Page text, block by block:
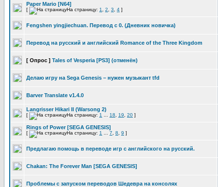
Paper Mario [N64]
[ На страницу: 1 2 3 4 ]
Fengshen yingjiechuan. Перевод с 0. (Дневник новичка)
Перевод на русский и английский Romance of the Three Kingdom
[ Опрос ] Tales of Vesperia [PS3] (отменён)
Делаю игру на Sega Genesis – нужен музыкант tfd
Barver Translate v1.4.0
Langrisser Hikari II (Warsong 2)
[ На страницу: 1 18 19 20 ]
Rings of Power [SEGA GENESIS]
[ На страницу: 1 7 8 9 ]
Предлагаю помощь в переводе игр с английского на русский.
Chakan: The Forever Man [SEGA GENESIS]
Проблемы с запуском переводов Шедевра на консолях